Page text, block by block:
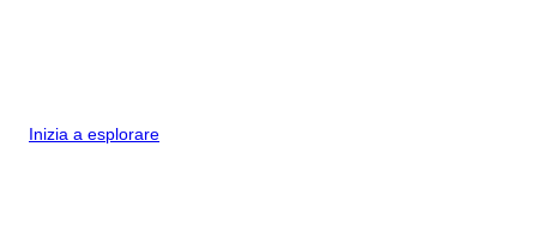
Inizia a esplorare